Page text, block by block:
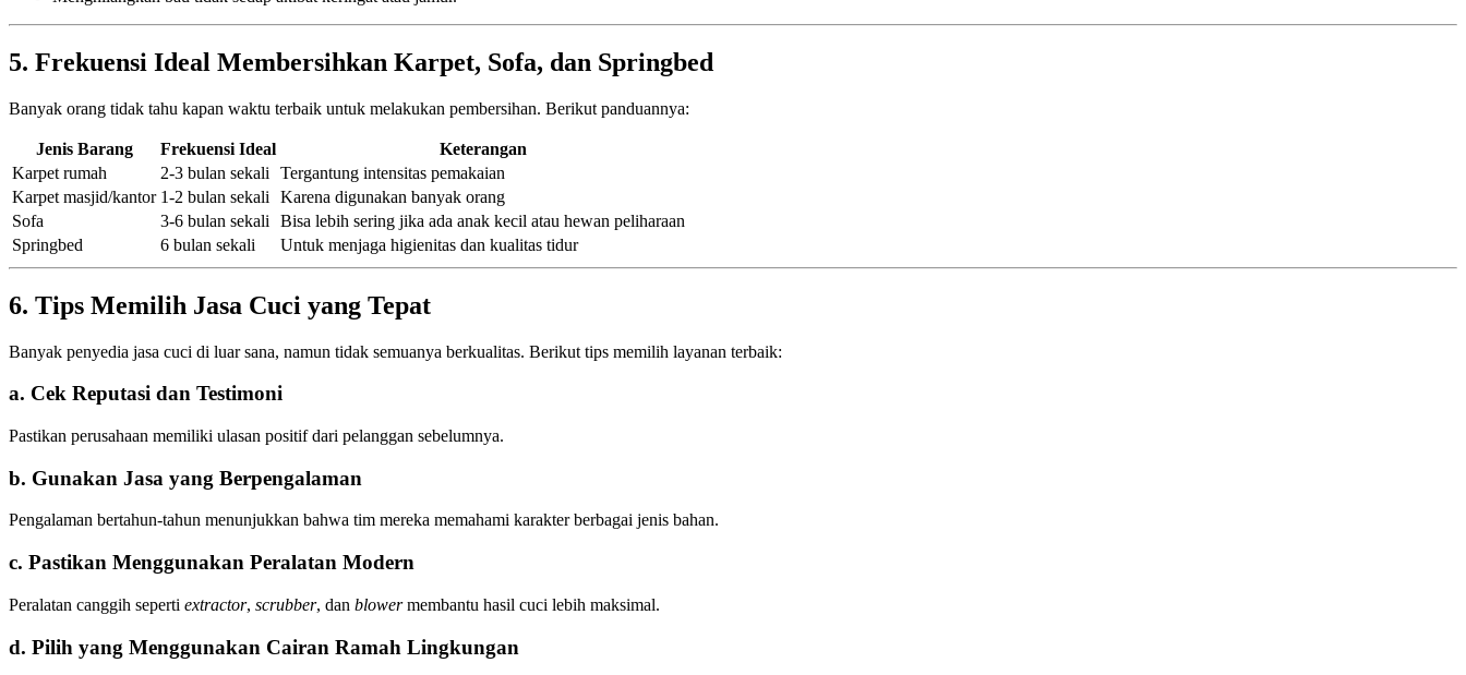
5. Frekuensi Ideal Membersihkan Karpet, Sofa, dan Springbed
Banyak orang tidak tahu kapan waktu terbaik untuk melakukan pembersihan. Berikut panduannya:
Jenis Barang Frekuensi Ideal
Keterangan
Karpet rumah
2-3 bulan sekali
Tergantung intensitas pemakaian
Karpet masjid/kantor 1-2 bulan sekali
Karena digunakan banyak orang
Sofa
3-6 bulan sekali
Bisa lebih sering jika ada anak kecil atau hewan peliharaan
Springbed
6 bulan sekali Untuk menjaga higienitas dan kualitas tidur
6. Tips Memilih Jasa Cuci yang Tepat
Banyak penyedia jasa cuci di luar sana, namun tidak semuanya berkualitas. Berikut tips memilih layanan terbaik:
a. Cek Reputasi dan Testimoni
Pastikan perusahaan memiliki ulasan positif dari pelanggan sebelumnya.
b. Gunakan Jasa yang Berpengalaman
Pengalaman bertahun-tahun menunjukkan bahwa tim mereka memahami karakter berbagai jenis bahan.
c. Pastikan Menggunakan Peralatan Modern
Peralatan canggih seperti extractor, scrubber, dan blowermembantu hasil cuci lebih maksimal.
d. Pilih yang Menggunakan Cairan Ramah Lingkungan